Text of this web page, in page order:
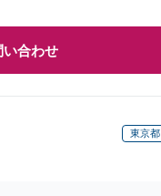
い合わせ
東京都